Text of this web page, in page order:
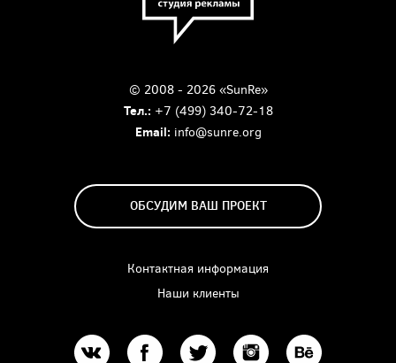
© 2008 - 2026 «SunRe»
Тел.: +7 (499) 340-72-18
Email: info@sunre.org
ОБСУДИМ ВАШ ПРОЕКТ
Контактная информация
Наши клиенты